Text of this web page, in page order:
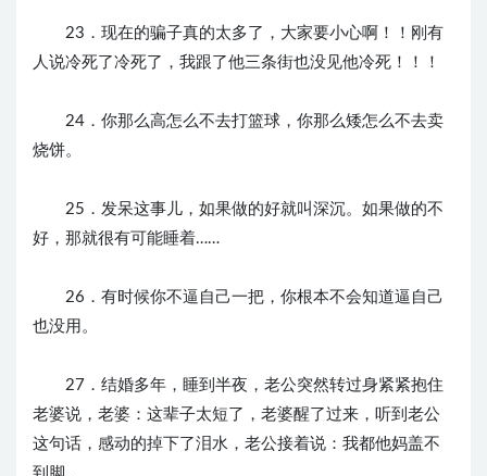
23．现在的骗子真的太多了，大家要小心啊！！刚有
人说冷死了冷死了，我跟了他三条街也没见他冷死！！！
24．你那么高怎么不去打篮球，你那么矮怎么不去卖
烧饼。
25．发呆这事儿，如果做的好就叫深沉。如果做的不
好，那就很有可能睡着……
26．有时候你不逼自己一把，你根本不会知道逼自己
也没用。
27．结婚多年，睡到半夜，老公突然转过身紧紧抱住
老婆说，老婆：这辈子太短了，老婆醒了过来，听到老公
这句话，感动的掉下了泪水，老公接着说：我都他妈盖不